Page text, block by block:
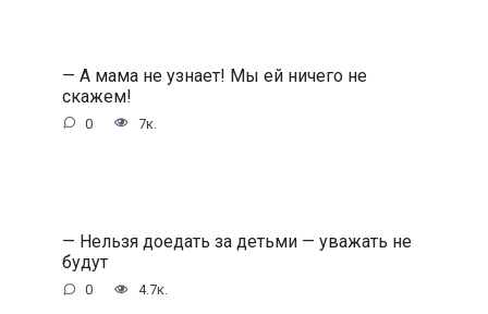
— А мама не узнает! Мы ей ничего не
скажем!
0 7к.
— Нельзя доедать за детьми — уважать не
будут
0 4.7к.